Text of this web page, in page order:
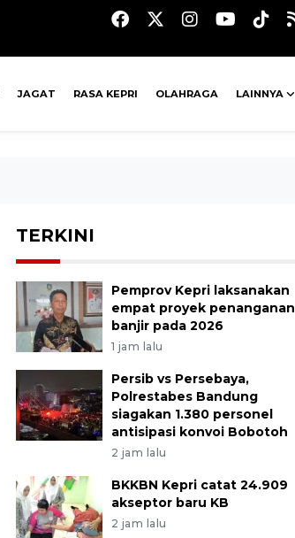
JAGAT RASA KEPRI OLAHRAGA LAINNYA
TERKINI
Pemprov Kepri laksanakan
empat proyek penanganan
banjir pada 2026
1 jam lalu
Persib vs Persebaya,
Polrestabes Bandung
siagakan 1.380 personel
antisipasi konvoi Bobotoh
2 jam lalu
BKKBN Kepri catat 24.909
akseptor baru KB
2 jam lalu